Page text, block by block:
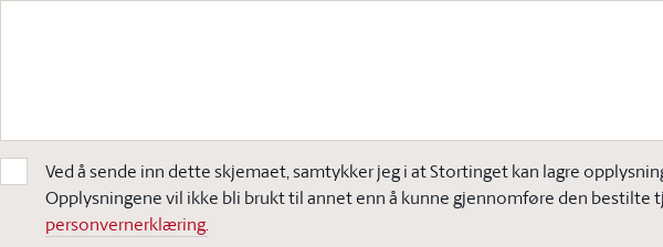
Ved å sende inn dette skjemaet, samtykker jeg i at Stortinget kan lagre
Opplysningene vil ikke bli brukt til annet enn å kunne gjennomføre den bestilte
personvernerklæring.